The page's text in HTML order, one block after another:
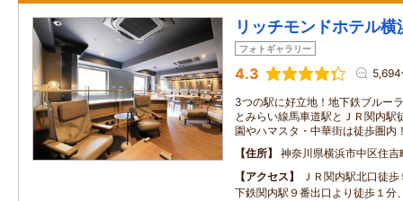
リッチモンドホテル横
フォトギャラリー
4.3
3つの駅に好立地！地下鉄ブルー
とみらい線馬車道駅とＪＲ関内駅
園やハマスタ・中華街は徒歩圏内
住所
神奈川県横浜市中区住吉
アクセス
ＪＲ関内駅北口徒
下鉄関内駅９番出口より徒歩１分